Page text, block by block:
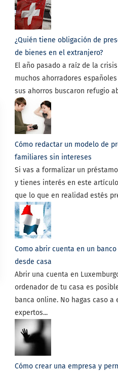
¿Quién tiene obligación de
de bienes en el extranjero?
El año pasado a raíz de la
muchos ahorradores
sus ahorros buscaron refugio
Cómo redactar un modelo de
familiares sin intereses
Si vas a formalizar un
y tienes interés en este
que lo que en realidad estés
Como abrir cuenta en un
desde casa
Abrir una cuenta en
ordenador de tu casa es
banca online. No hagas caso a
expertos...
Cómo crear una empresa y